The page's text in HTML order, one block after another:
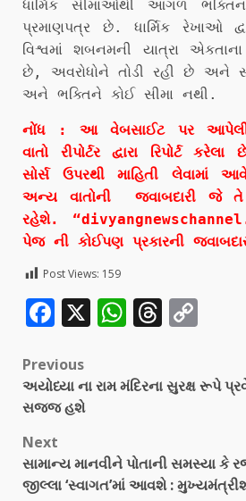
ધાર્મિક સીમાઓથી આગળ
પ્રમાણપત્ર છે. ધાર્મિક રેખાઓ
વિશ્વમાં શબનમની યાત્રા
છે, અવરોધોને તોડી રહી છે અને
અને ભક્તિને કોઈ સીમા નથી.
નોંધ : આ વેબસાઈટ પર
વાતો રીપોર્ટર દ્વારા રિપોર્ટ
સોર્સ ઉપરથી માહિતી
અન્ય વાતોની જવાબદારી જે તે
રહેશે.
પેજ ની કોઈપણ પ્રકારની
Post Views: 159
Facebook
X WhatsApp
Previous
અયોધ્યા ના રામ મંદિરના સુરક્ષ રૂપે
સજ્જ હશે
Next
સામાન્ય માનવીને પોતાની સમસ્યા
જીલ્લા ‘સ્વાગત’માં આવશે :